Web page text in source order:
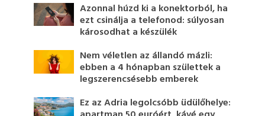
Azonnal húzd ki a konektorból, ha
ezt csinálja a telefonod: súlyosan
károsodhat a készülék
Nem véletlen az állandó mázli:
ebben a 4 hónapban születtek a
legszerencsésebb emberek
Ez az Adria legolcsóbb üdülőhelye: